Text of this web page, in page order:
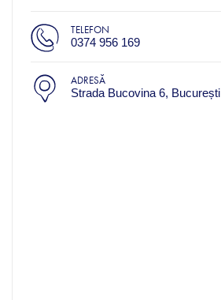
TELEFON
0374 956 169
ADRESĂ
Strada Bucovina 6, București